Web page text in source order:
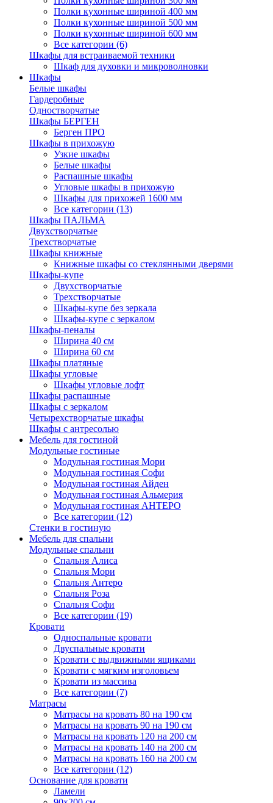
Полки кухонные шириной 400 мм
Полки кухонные шириной 500 мм
Полки кухонные шириной 600 мм
Все категории (6)
Шкафы для встраиваемой техники
Шкаф для духовки и микроволновки
Шкафы
Белые шкафы
Гардеробные
Одностворчатые
Шкафы БЕРГЕН
Берген ПРО
Шкафы в прихожую
Узкие шкафы
Белые шкафы
Распашные шкафы
Угловые шкафы в прихожую
Шкафы для прихожей 1600 мм
Все категории (13)
Шкафы ПАЛЬМА
Двухстворчатые
Трехстворчатые
Шкафы книжные
Книжные шкафы со стеклянными дверями
Шкафы-купе
Двухстворчатые
Трехстворчатые
Шкафы-купе без зеркала
Шкафы-купе с зеркалом
Шкафы-пеналы
Ширина 40 см
Ширина 60 см
Шкафы платяные
Шкафы угловые
Шкафы угловые лофт
Шкафы распашные
Шкафы с зеркалом
Четырехстворчатые шкафы
Шкафы с антресолью
Мебель для гостиной
Модульные гостиные
Модульная гостиная Мори
Модульная гостиная Софи
Модульная гостиная Айден
Модульная гостиная Альмерия
Модульная гостиная АНТЕРО
Все категории (12)
Стенки в гостиную
Мебель для спальни
Модульные спальни
Спальня Алиса
Спальня Мори
Спальня Антеро
Спальня Роза
Спальня Софи
Все категории (19)
Кровати
Односпальные кровати
Двуспальные кровати
Кровати с выдвижными ящиками
Кровати с мягким изголовьем
Кровати из массива
Все категории (7)
Матрасы
Матрасы на кровать 80 на 190 см
Матрасы на кровать 90 на 190 см
Матрасы на кровать 120 на 200 см
Матрасы на кровать 140 на 200 см
Матрасы на кровать 160 на 200 см
Все категории (12)
Основание для кровати
Ламели